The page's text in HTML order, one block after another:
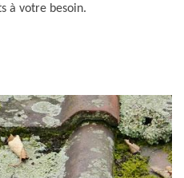
à votre besoin.